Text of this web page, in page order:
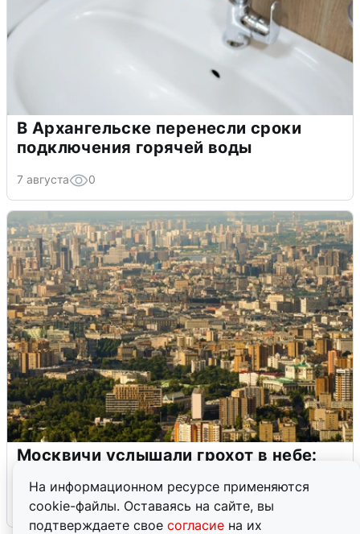
На информационном ресурсе применяются
cookie-файлы. Оставаясь на сайте, вы
подтверждаете свое согласие на их
В Архангельске перенесли сроки
подключения горячей воды
7 августа 0
Москвичи услышали грохот в небе:
7 августа 0